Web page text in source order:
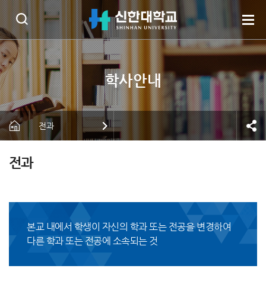
전과
전과
본교 내에서 학생이 자신의 학과 또는 전공을 변경하여
다른 학과 또는 전공에 소속되는 것